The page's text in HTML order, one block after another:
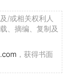
/或相关权利人
、摘编、复制及
，获得书面